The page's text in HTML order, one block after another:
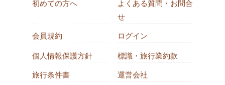
初めての方へ
よくある質問・お問合
せ
会員規約 ログイン
個人情報保護方針 標識・旅行業約款
旅行条件書 運営会社